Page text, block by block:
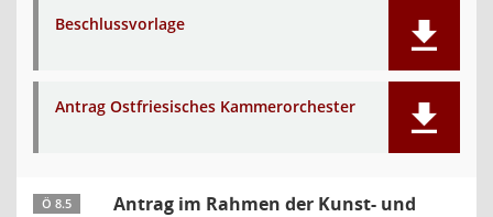
Beschlussvorlage
Antrag Ostfriesisches Kammerorchester
Ö 8.5
Antrag im Rahmen der Kunst- und